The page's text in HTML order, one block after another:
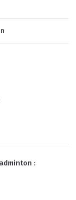
: